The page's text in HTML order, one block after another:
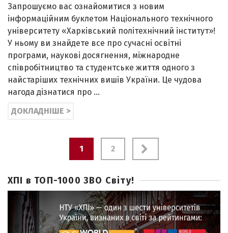
Запрошуємо вас ознайомитися з новим
інформаційним буклетом Національного технічного
університету «Харківський політехнічний інститут»!
У ньому ви знайдете все про сучасні освітні
програми, наукові досягнення, міжнародне
співробітництво та студентське життя одного з
найстаріших технічних вишів України. Це чудова
нагода дізнатися про …
ДОКЛАДНІШЕ >
Навігація
1 2
ХПІ в ТОП-1000 ЗВО Світу!